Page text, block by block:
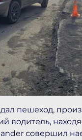
пешеход,
водитель,
совершил